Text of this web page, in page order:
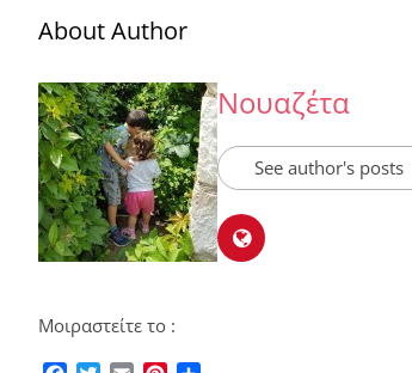
About Author
Νουαζέτα
See author's posts
Μοιραστείτε το :